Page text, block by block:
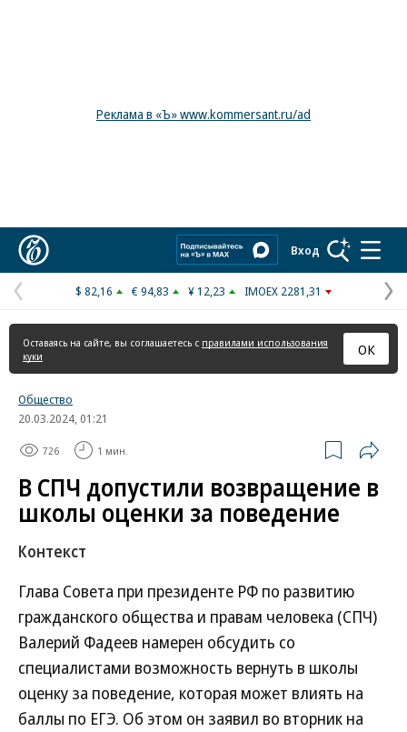
Реклама в «Ъ» www.kommersant.ru/ad
Вход
Предыдущая
страница
$ 82,16 € 94,83 ¥ 12,23 IMOEX 2281,31
Оставаясь на сайте, вы соглашаетесь с правилами использования
куки
ОК
Общество
20.03.2024, 01:21
726 1 мин.
В СПЧ допустили возвращение в
школы оценки за поведение
Контекст
Глава Совета при президенте РФ по развитию
гражданского общества и правам человека (СПЧ)
Валерий Фадеев намерен обсудить со
специалистами возможность вернуть в школы
оценку за поведение, которая может влиять на
баллы по ЕГЭ. Об этом он заявил во вторник на